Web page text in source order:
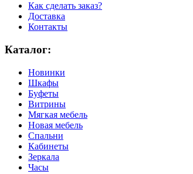
Как сделать заказ?
Доставка
Контакты
Каталог:
Новинки
Шкафы
Буфеты
Витрины
Мягкая мебель
Новая мебель
Спальни
Кабинеты
Зеркала
Часы